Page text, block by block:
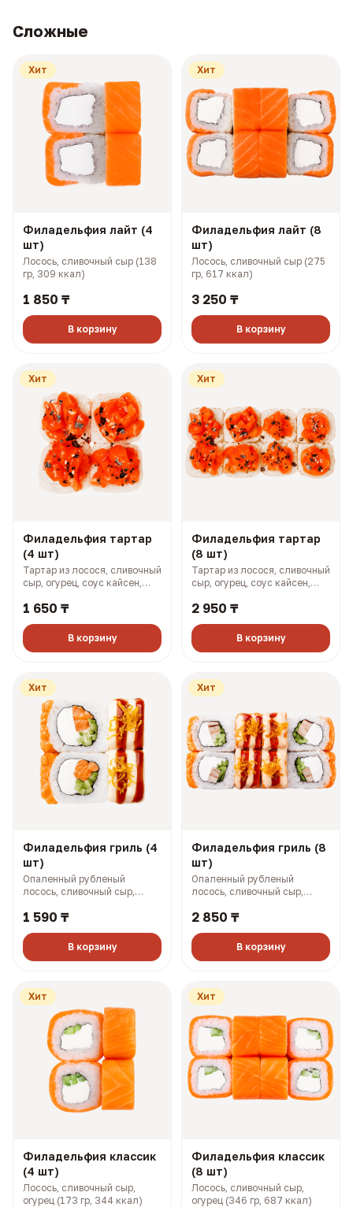
Сложные
Хит
Филадельфия лайт (4
шт)
Лосось, сливочный сыр (138
гр, 309 ккал)
1 850 ₸
В корзину
Хит
Филадельфия лайт (8
шт)
Лосось, сливочный сыр (275
гр, 617 ккал)
3 250 ₸
В корзину
Хит
Филадельфия тартар
(4 шт)
Тартар из лосося, сливочный
сыр, огурец, соус кайсен,
1 650 ₸
В корзину
Хит
Филадельфия тартар
(8 шт)
Тартар из лосося, сливочный
сыр, огурец, соус кайсен,
2 950 ₸
В корзину
Хит
Филадельфия гриль (4
шт)
Опаленный рубленый
лосось, сливочный сыр,
картофель пай, соусы боул и
1 590 ₸
В корзину
Хит
Филадельфия гриль (8
шт)
Опаленный рубленый
лосось, сливочный сыр,
картофель пай, соусы боул и
2 850 ₸
В корзину
Хит
Филадельфия классик
(4 шт)
Лосось, сливочный сыр,
огурец (173 гр, 344 ккал)
Хит
Филадельфия классик
(8 шт)
Лосось, сливочный сыр,
огурец (346 гр, 687 ккал)